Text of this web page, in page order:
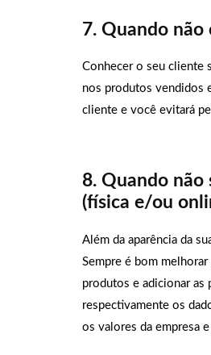
7. Quando não
Conhecer o seu cliente
nos produtos vendidos
cliente e você evitará
8. Quando não
(física e/ou
Além da aparência da
Sempre é bom
produtos e adicionar as
respectivamente os
os valores da empresa